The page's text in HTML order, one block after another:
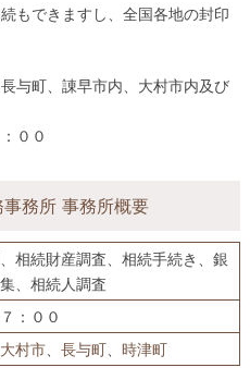
もできますし、全国各地の封印
与町、諌早市内、大村市内及び
００
務所 事務所概要
相続財産調査、相続手続き、銀
、相続人調査
：００
大村市、 長与町、 時津町